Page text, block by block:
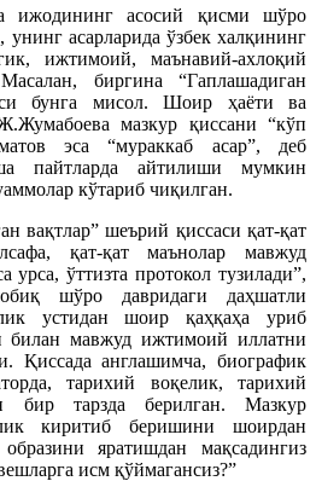
асосий қисми шўро
унинг асарларида ўзбек халқининг
ижтимоий, маънавий-ахлоқий
биргина “Гаплашадиган
бунга мисол. Шоир ҳаёти ва
мазкур қиссани “кўп
эса “мураккаб асар”, деб
пайтларда айтилиши мумкин
кўтариб чиқилган.
вақтлар” шеърий қиссаси қат-қат
қат-қат маънолар мавжуд
урса, ўттизта протокол тузилади”,
шўро давридаги даҳшатли
устидан шоир қаҳқаҳа уриб
билан мавжуд ижтимоий иллатни
Қиссада англашимча, биографик
тарихий воқелик, тарихий
бир тарзда берилган. Мазкур
киритиб беришини шоирдан
яратишдан мақсадингиз
исм қўймагансиз?”